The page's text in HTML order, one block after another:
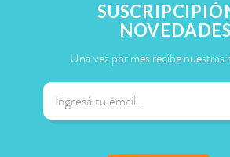
NOVEDADES
Una vez por mes recibe nuestras